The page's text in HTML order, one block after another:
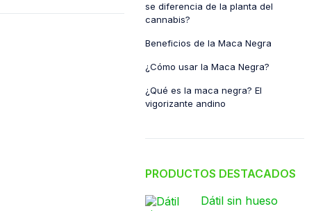
se diferencia de la planta del
cannabis?
Beneficios de la Maca Negra
¿Cómo usar la Maca Negra?
¿Qué es la maca negra? El
vigorizante andino
PRODUCTOS DESTACADOS
Dátil sin hueso